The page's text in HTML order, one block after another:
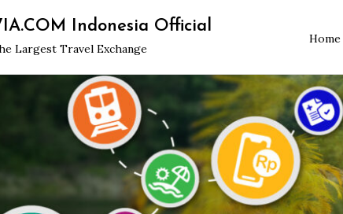
Indonesia Official
Largest Travel Exchange
Home